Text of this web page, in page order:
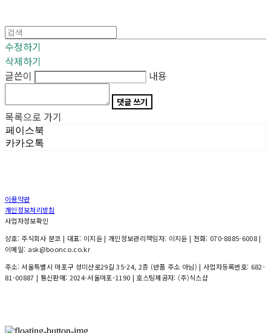
수정하기
삭제하기
글쓴이
내용
댓글 쓰기
목록으로 가기
페이스북
카카오톡
이용약관
개인정보처리방침
사업자정보확인
상호: 주식회사 분코 | 대표: 이지윤 | 개인정보관리책임자: 이지윤 | 전화: 070-8885-6008 |
이메일: ask@boonco.co.kr
주소: 서울특별시 마포구 성미산로29길 35-24, 2층 (반품 주소 아님) | 사업자등록번호: 682-
81-00887 | 통신판매: 2024-서울마포-1190 | 호스팅제공자: (주)식스샵